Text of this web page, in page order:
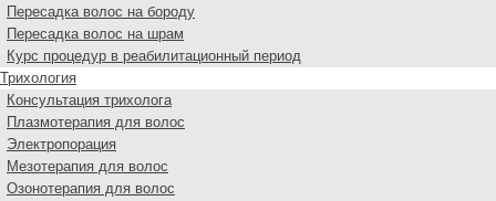
Пересадка волос на бороду
Пересадка волос на шрам
Курс процедур в реабилитационный период
Трихология
Консультация трихолога
Плазмотерапия для волос
Электропорация
Мезотерапия для волос
Озонотерапия для волос